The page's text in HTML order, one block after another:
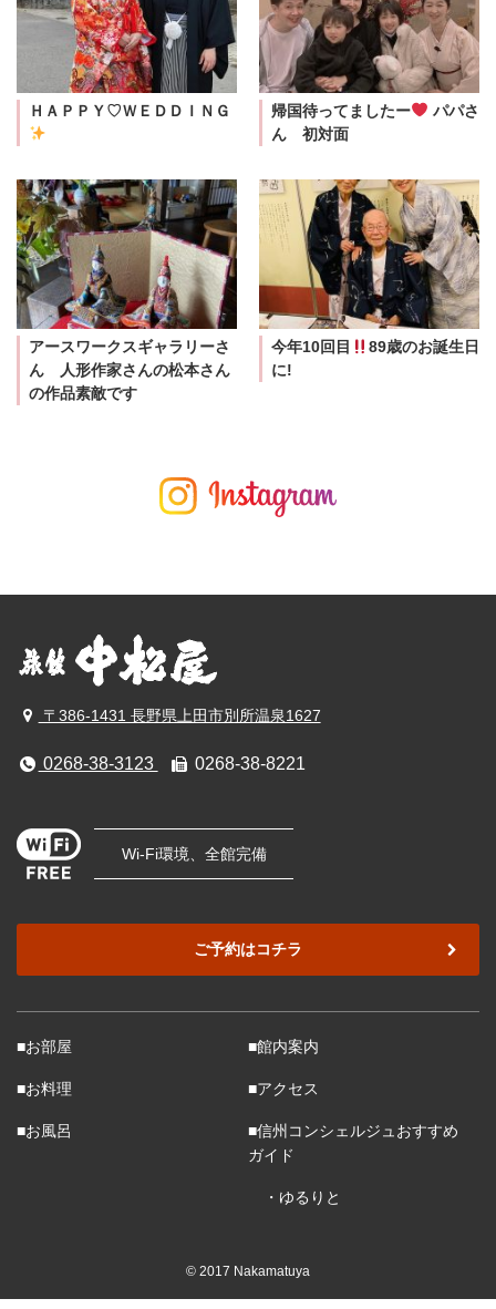
ＨＡＰＰＹ♡ＷＥＤＤＩＮＧ 帰国待ってましたー
パパさ
ん 初対面
アースワークスギャラリーさ
ん 人形作家さんの松本さん
の作品素敵です
今年10回目
89歳のお誕生日
に!
〒386-1431 長野県上田市別所温泉1627
0268-38-3123 0268-38-8221
Wi-Fi環境、全館完備
ご予約はコチラ
■お部屋
■お料理
■お風呂
■館内案内
■アクセス
■信州コンシェルジュおすすめ
ガイド
・ゆるりと
© 2017 Nakamatuya